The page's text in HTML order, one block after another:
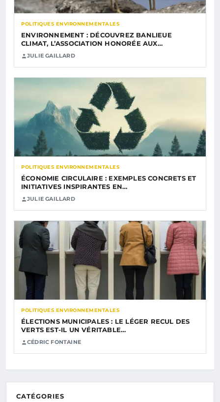
POLITIQUES ENVIRONNEMENTALES
ENVIRONNEMENT : DÉCOUVREZ BANLIEUE
CLIMAT, L’ASSOCIATION HONORÉE AUX…
JULIE GAILLARD
POLITIQUES ENVIRONNEMENTALES
ÉCONOMIE CIRCULAIRE : EXEMPLES CONCRETS ET
INITIATIVES INSPIRANTES EN…
JULIE GAILLARD
POLITIQUES ENVIRONNEMENTALES
ÉLECTIONS MUNICIPALES : LE LÉGER RECUL DES
VERTS EST-IL UN VÉRITABLE…
CÉDRIC FONTAINE
CATÉGORIES